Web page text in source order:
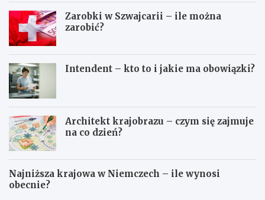
Zarobki w Szwajcarii – ile można
zarobić?
Intendent – kto to i jakie ma obowiązki?
Architekt krajobrazu – czym się zajmuje
na co dzień?
Najniższa krajowa w Niemczech – ile wynosi
obecnie?
P
T